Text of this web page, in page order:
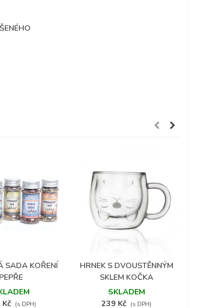
do oblíbených
SADA KOŘENÍ
PEPŘE
(s DPH)
Přidat do oblíbených
HRNEK S DVOUSTĚNNÝM
SKLEM KOČKA
SKLADEM
239 Kč (s DPH)